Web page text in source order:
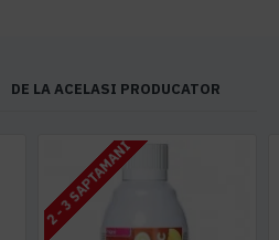
DE LA ACELASI PRODUCATOR
2 - 3 SAPTAMANI